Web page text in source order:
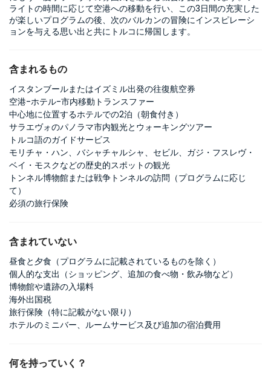
ライトの時間に応じて空港への移動を行い、この3日間の充実した
が楽しいプログラムの後、次のバルカンの冒険にインスピレーシ
ョンを与える思い出と共にトルコに帰国します。
含まれるもの
イスタンブールまたはイズミル出発の往復航空券
空港-ホテル-市内移動トランスファー
中心地に位置するホテルでの2泊（朝食付き）
サラエヴォのパノラマ市内観光とウォーキングツアー
トルコ語のガイドサービス
モリチャ・ハン、バシャチャルシャ、セビル、ガジ・フスレヴ・
ベイ・モスクなどの歴史的スポットの観光
トンネル博物館または戦争トンネルの訪問（プログラムに応じ
て）
必須の旅行保険
含まれていない
昼食と夕食（プログラムに記載されているものを除く）
個人的な支出（ショッピング、追加の食べ物・飲み物など）
博物館や遺跡の入場料
海外出国税
旅行保険（特に記載がない限り）
ホテルのミニバー、ルームサービス及び追加の宿泊費用
何を持っていく？